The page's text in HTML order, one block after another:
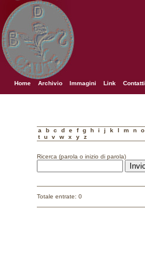
Home Archivio Immagini Link Contatti
a b c d e f g h i j k l m n o
t
u v w x y z
Ricerca (parola o inizio di parola)
Totale entrate: 0